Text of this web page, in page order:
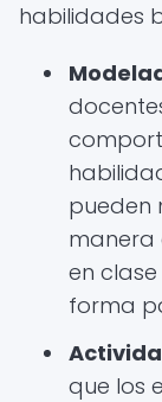
habilidades
pueden
manera
en
forma
que los